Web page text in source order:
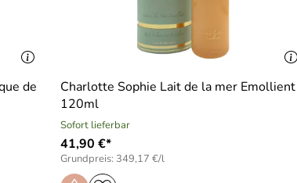
de
Charlotte Sophie Lait de la mer Emollient
120ml
Sofort lieferbar
41,90 €*
Grundpreis: 349,17 €/l